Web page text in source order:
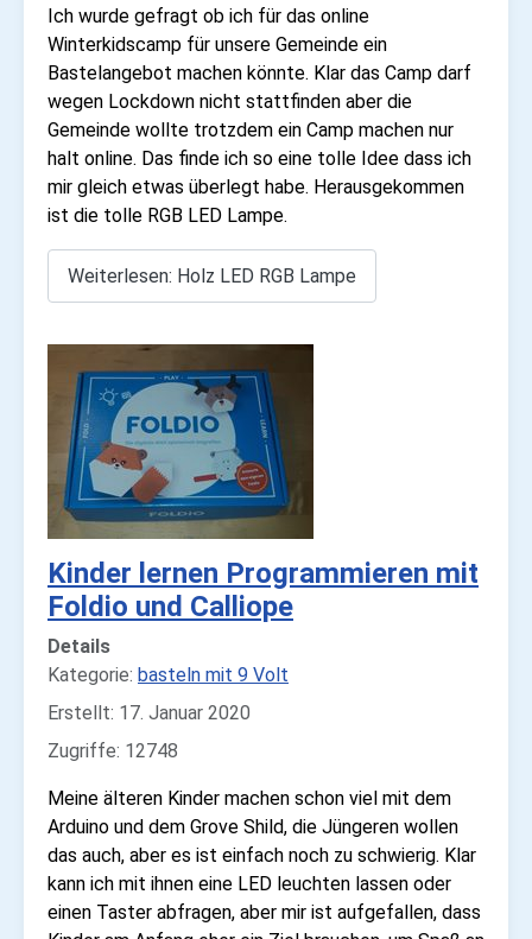
Ich wurde gefragt ob ich für das online
Winterkidscamp für unsere Gemeinde ein
Bastelangebot machen könnte. Klar das Camp darf
wegen Lockdown nicht stattfinden aber die
Gemeinde wollte trotzdem ein Camp machen nur
halt online. Das finde ich so eine tolle Idee dass ich
mir gleich etwas überlegt habe. Herausgekommen
ist die tolle RGB LED Lampe.
Weiterlesen: Holz LED RGB Lampe
Kinder lernen Programmieren mit
Foldio und Calliope
Details
Kategorie: basteln mit 9 Volt
Erstellt: 17. Januar 2020
Zugriffe: 12748
Meine älteren Kinder machen schon viel mit dem
Arduino und dem Grove Shild, die Jüngeren wollen
das auch, aber es ist einfach noch zu schwierig. Klar
kann ich mit ihnen eine LED leuchten lassen oder
einen Taster abfragen, aber mir ist aufgefallen, dass